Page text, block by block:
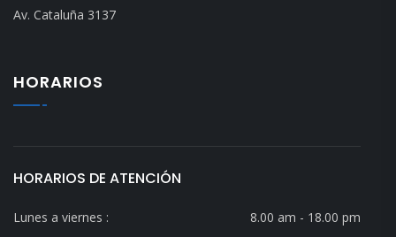
Av. Cataluña 3137
HORARIOS
HORARIOS DE ATENCIÓN
Lunes a viernes : 8.00 am - 18.00 pm